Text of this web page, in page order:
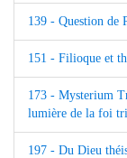
139 - Question de
151 - Filioque et
173 - Mysterium
lumière de la foi
197 - Du Dieu